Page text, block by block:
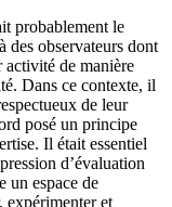
probablement le
des observateurs dont
activité de manière
Dans ce contexte, il
de leur
posé un principe
Il était essentiel
d’évaluation
un espace de
expérimenter et